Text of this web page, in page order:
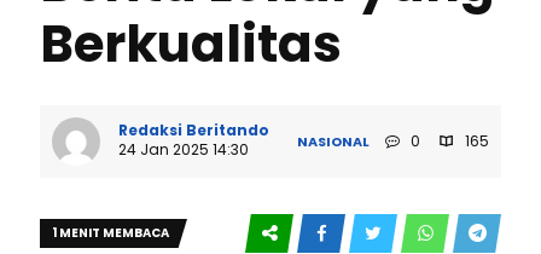
Berkualitas
Redaksi Beritando
24 Jan 2025 14:30
NASIONAL 0 165
1 MENIT MEMBACA